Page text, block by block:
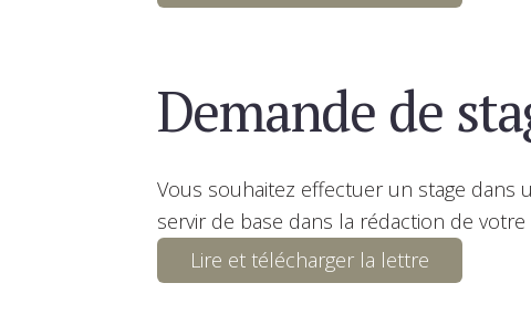
Demande de
Vous souhaitez effectuer un stage dans
servir de base dans la rédaction de
Lire et télécharger la lettre